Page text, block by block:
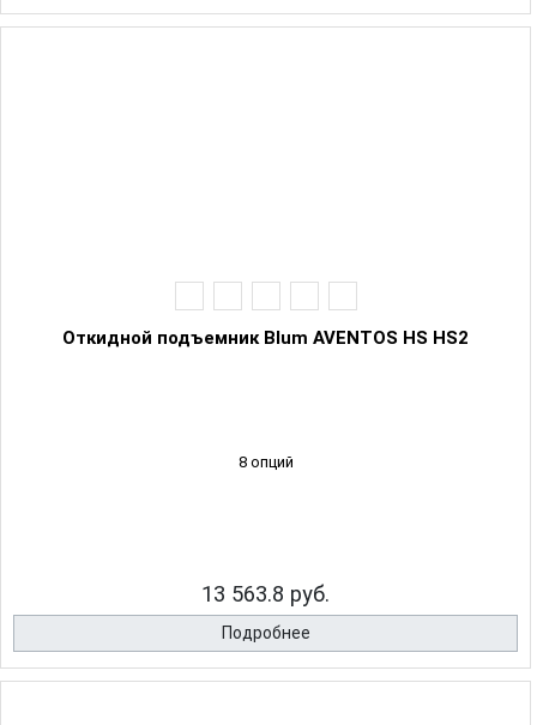
Откидной подъемник Blum AVENTOS HS HS2
8 опций
13 563.8 руб.
Подробнее